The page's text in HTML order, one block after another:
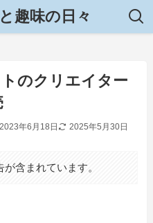
趣味の日々
のクリエイター
2023年6月18日 2025年5月30日
含まれています。